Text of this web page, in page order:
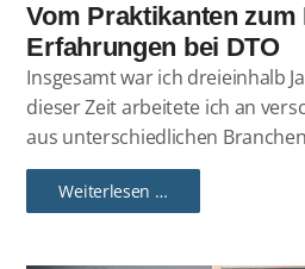
Vom Praktikanten
Erfahrungen bei DTO
Insgesamt war ich dreieinhalb
dieser Zeit arbeitete ich an
aus unterschiedlichen
Weiterlesen …